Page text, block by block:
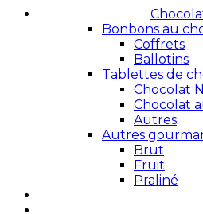
Bonbons au
Coffrets
Ballotins
Tablettes de
Chocolat
Chocolat
Autres
Autres
Brut
Fruit
Praliné